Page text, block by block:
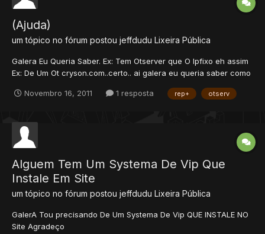
(Ajuda)
um tópico no fórum postou jeffdudu Lixeira Pública
Galera Eu Queria Saber. Ex: Tem Otserver que O Ipfixo eh assim
Ex: De Um Ot cryson.com..certo.. ai galera eu queria saber como
Igual O Do Cryson.. Agradeço >>>>>..Se n For ah Area Certa Min
Novembro 16, 2011 1 resposta rep+ otserv
Alguem Tem Um Systema De Vip Que
Instale Em Site
um tópico no fórum postou jeffdudu Lixeira Pública
GalerA Tou precisando De Um Systema De Vip QUE INSTALE NO
Site Agradeço